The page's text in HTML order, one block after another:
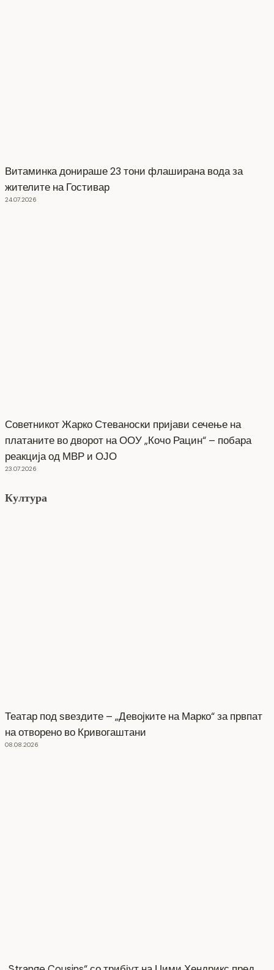
Витаминка донираше 23 тони флаширана вода за
жителите на Гостивар
24.07.2026
Советникот Жарко Стеваноски пријави сечење на
платаните во дворот на ООУ „Кочо Рацин“ – побара
реакција од МВР и ОЈО
23.07.2026
Култура
Театар под ѕвездите – „Девојките на Марко“ за првпат
на отворено во Кривогаштани
08.08.2026